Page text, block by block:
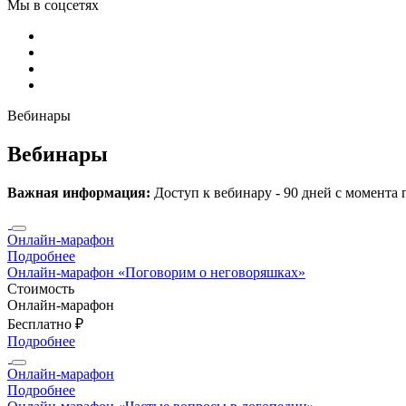
Мы в соцсетях
Вебинары
Вебинары
Важная информация: Доступ к вебинару - 90 дней с момента
Онлайн-марафон
Подробнее
Онлайн-марафон «Поговорим о неговоряшках»
Стоимость
Онлайн-марафон
Бесплатно ₽
Подробнее
Онлайн-марафон
Подробнее